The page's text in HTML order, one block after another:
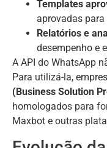
Templates
aprovadas
Relatórios e
desempenho e
A API do WhatsApp
Para utilizá-la,
(Business Solution
homologados para
Maxbot e outras